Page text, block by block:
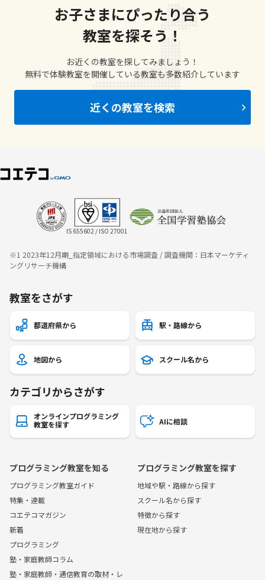
お子さまにぴったり合う
教室を探そう！
お近くの教室を探してみましょう！
無料で体験教室を開催している教室も多数紹介しています
近くの教室を検索
IS 655602 / ISO 27001
※1 2023年12月期_指定領域における市場調査 / 調査機関：日本マーケティ
ングリサーチ機構
教室をさがす
都道府県から 駅・路線から
地図から スクール名から
カテゴリからさがす
オンラインプログラミング
教室を探す
AIに相談
プログラミング教室を知る
プログラミング教室ガイド
特集・連載
コエテコマガジン
新着
プログラミング
塾・家庭教師コラム
塾・家庭教師・通信教育の取材・レ
プログラミング教室を探す
地域や駅・路線から探す
スクール名から探す
特徴から探す
現在地から探す